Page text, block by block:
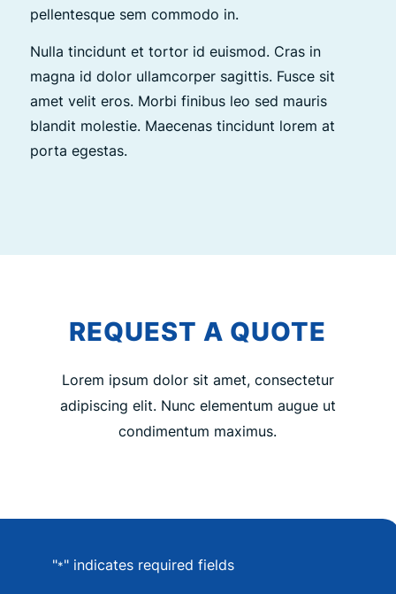
pellentesque sem commodo in.
Nulla tincidunt et tortor id euismod. Cras in
magna id dolor ullamcorper sagittis. Fusce sit
amet velit eros. Morbi finibus leo sed mauris
blandit molestie. Maecenas tincidunt lorem at
porta egestas.
REQUEST A QUOTE
Lorem ipsum dolor sit amet, consectetur
adipiscing elit. Nunc elementum augue ut
condimentum maximus.
"*" indicates required fields